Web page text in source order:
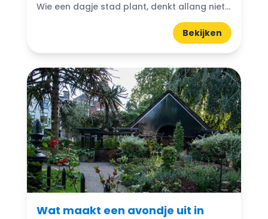
Wie een dagje stad plant, denkt allang niet meer alleen aan de middaguren. Steeds vaker loopt een uitje naadloos door tot in de avond, zonder dat het voelt alsof er een nieuw programma nodig is.
Bekijken
Wat maakt een avondje uit in